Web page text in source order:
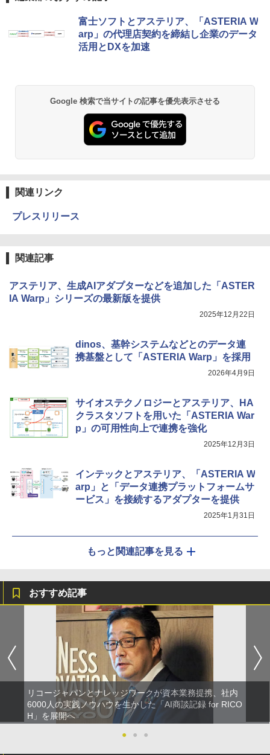
富士ソフトとアステリア、「ASTERIA W
arp」の代理店契約を締結し企業のデータ
活用とDXを加速
Google 検索で当サイトの記事を優先表示させる
関連リンク
プレスリリース
関連記事
アステリア、生成AIアダプターなどを追加した「ASTER
IA Warp」シリーズの最新版を提供
2025年12月22日
dinos、基幹システムなどとのデータ連
携基盤として「ASTERIA Warp」を採用
2026年4月9日
サイオステクノロジーとアステリア、HA
クラスタソフトを用いた「ASTERIA War
p」の可用性向上で連携を強化
2025年12月3日
インテックとアステリア、「ASTERIA W
arp」と「データ連携プラットフォームサ
ービス」を接続するアダプターを提供
2025年1月31日
もっと関連記事を見る
おすすめ記事
リコージャパンとナレッジワークが資本業務提携、社内
6000人の実践ノウハウを生かした「AI商談記録 for RICO
H」を展開へ
●
● ●